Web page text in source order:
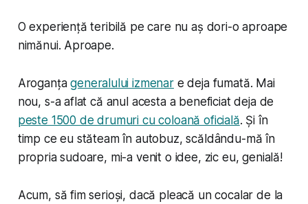
O experiență teribilă pe care nu aș dori-o aproape
nimănui. Aproape.
Aroganțageneralului izmenare deja fumată. Mai
nou, s-a aflat că anul acesta a beneficiat deja de
peste 1500 de drumuri cu coloană oficială. Și în
timp ce eu stăteam în autobuz, scăldându-mă în
propria sudoare, mi-a venit o idee, zic eu, genială!
Acum, să fim serioși, dacă pleacă un cocalar de la